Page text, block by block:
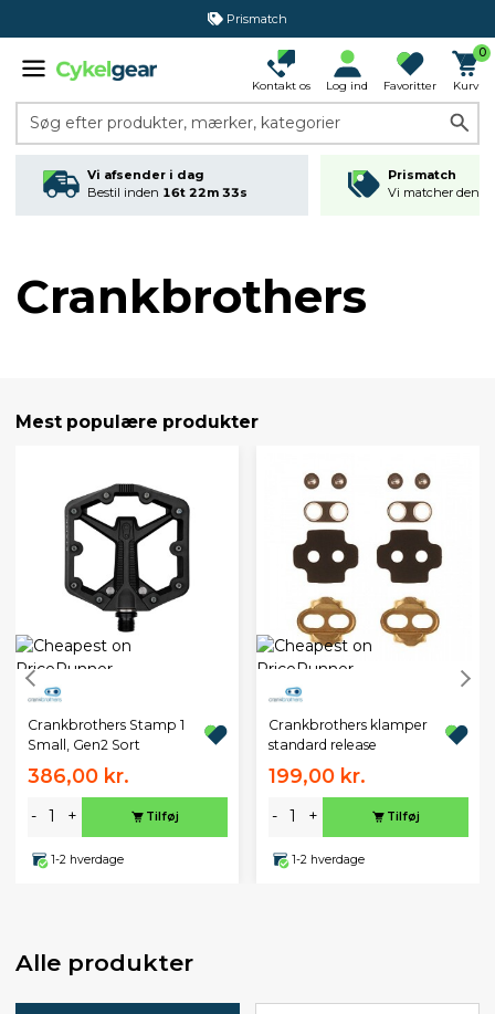
365 dages returret
Kontakt os Log ind Favoritter
0
Kurv
Søg efter produkter, mærker, kategorier
Vi afsender i dag
Bestil inden 16t 22m 33s
Prismatch
Vi matcher den
Crankbrothers
Mest populære produkter
Crankbrothers Stamp 1
Small, Gen2 Sort
386,00 kr.
- + Tilføj
1-2 hverdage
Crankbrothers klamper
standard release
199,00 kr.
- + Tilføj
1-2 hverdage
Alle produkter